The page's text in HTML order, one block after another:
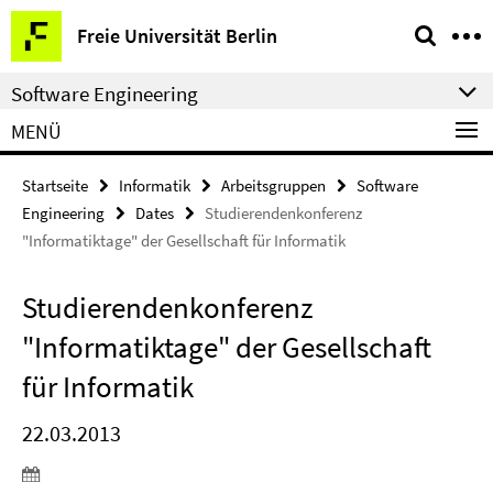
Springe
direkt
zu
Inhalt
Freie Universität Berlin
Service-
Navigation
Software Engineering
MENÜ
Startseite Informatik Arbeitsgruppen
Software
Engineering
Dates
Studierendenkonferenz
"Informatiktage" der Gesellschaft für Informatik
Studierendenkonferenz
"Informatiktage" der Gesellschaft
für Informatik
22.03.2013